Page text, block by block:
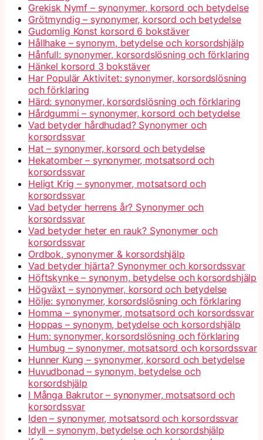
Grekisk Nymf – synonymer, korsord och betydelse
Grötmyndig – synonymer, korsord och betydelse
Gudomlig Konst korsord 6 bokstäver
Hållhake – synonym, betydelse och korsordshjälp
Hånfull: synonymer, korsordslösning och förklaring
Hänkel korsord 3 bokstäver
Har Populär Aktivitet: synonymer, korsordslösning
och förklaring
Härd: synonymer, korsordslösning och förklaring
Hårdgummi – synonymer, korsord och betydelse
Vad betyder hårdhudad? Synonymer och
korsordssvar
Hat – synonymer, korsord och betydelse
Hekatomber – synonymer, motsatsord och
korsordssvar
Heligt Krig – synonymer, motsatsord och
korsordssvar
Vad betyder herrens år? Synonymer och
korsordssvar
Vad betyder heter en rauk? Synonymer och
korsordssvar
Ordbok, synonymer & korsordshjälp
Vad betyder hjärta? Synonymer och korsordssvar
Höftskynke – synonym, betydelse och korsordshjälp
Högväxt – synonymer, korsord och betydelse
Hölje: synonymer, korsordslösning och förklaring
Homma – synonymer, motsatsord och korsordssvar
Hoppas – synonym, betydelse och korsordshjälp
Hum: synonymer, korsordslösning och förklaring
Humbug – synonymer, motsatsord och korsordssvar
Hunner Kung – synonymer, korsord och betydelse
Huvudbonad – synonym, betydelse och
korsordshjälp
I Många Bakrutor – synonymer, motsatsord och
korsordssvar
Iden – synonymer, motsatsord och korsordssvar
Idyll – synonym, betydelse och korsordshjälp